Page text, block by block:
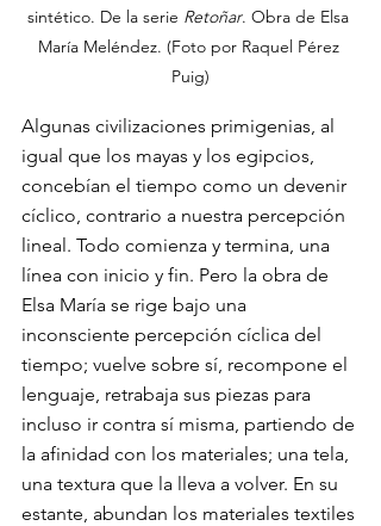
sintético. De la serie Retoñar. Obra de Elsa
María Meléndez. (Foto por Raquel Pérez
Puig)
Algunas civilizaciones primigenias, al
igual que los mayas y los egipcios,
concebían el tiempo como un devenir
cíclico, contrario a nuestra percepción
lineal. Todo comienza y termina, una
línea con inicio y fin. Pero la obra de
Elsa María se rige bajo una
inconsciente percepción cíclica del
tiempo; vuelve sobre sí, recompone el
lenguaje, retrabaja sus piezas para
incluso ir contra sí misma, partiendo de
la afinidad con los materiales; una tela,
una textura que la lleva a volver. En su
estante, abundan los materiales textiles